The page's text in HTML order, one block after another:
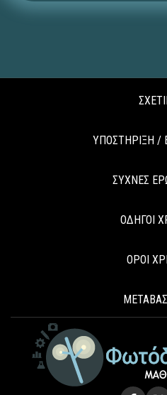
ΥΠΟΣΤΗΡΙΞΗ /
ΣΥΧΝΕΣ
ΟΔΗΓΟΙ
ΟΡΟΙ